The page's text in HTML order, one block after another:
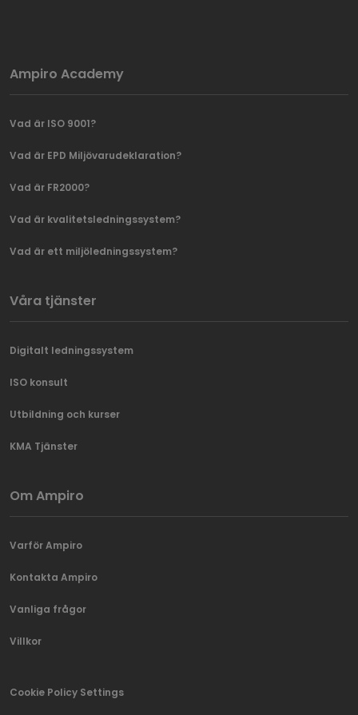
Ampiro Academy
Vad är ISO 9001?
Vad är EPD Miljövarudeklaration?
Vad är FR2000?
Vad är kvalitetsledningssystem?
Vad är ett miljöledningssystem?
Våra tjänster
Digitalt ledningssystem
ISO konsult
Utbildning och kurser
KMA Tjänster
Om Ampiro
Varför Ampiro
Kontakta Ampiro
Vanliga frågor
Villkor
Cookie Policy Settings